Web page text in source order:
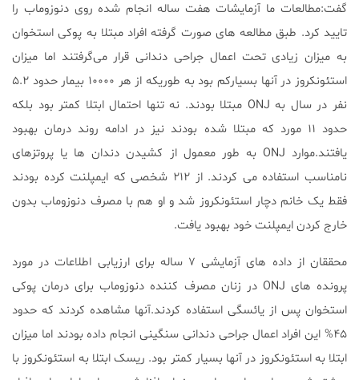
گفت:مطالعات ما آزمایشات هفت ساله انجام شده روی دنوزوماب را
تایید کرد. طبق مطالعه های صورت گرفته افراد مبتلا به پوکی استخوان
به میزان زیادی تحت اعمال جراحی دندانی قرار می‌گرفتند اما میزان
استئونکروز در آنها بسیارکم بود به طوریکه از هر ۱۰۰۰۰ بیمار حدود ۵.۲
نفر در سال به ONJ مبتلا بودند. نه تنها احتمال ابتلا کمتر بود بلکه
حدود ۱۱ مورد که مبتلا شده بودند نیز در ادامه روند درمان بهبود
یافتند.موارد ONJ به طور معمول از کشیدن دندان ها یا پروتزهای
نامناسب استفاده می کردند. از ۲۱۲ شخصی که ایمپلنت کرده بودند
فقط یک خانم دچار استئونکروز شد و او هم با مصرف دنوزوماب بدون
خارج کردن ایمپلنت خود بهبود یافت.
محققان از داده های آزمایشی ۷ ساله برای ارزیابی اطلاعات در مورد
پرونده های ONJ در زنان مصرف کننده دنوزوماب برای درمان پوکی
استخوان پس از یائسگی استفاده کردند.آنها مشاهده کردند که حدود
۴۵% این افراد اعمال جراحی دندانی سنگینی انجام داده بودند اما میزان
ابتلا به استئونکروز در آنها بسیار کمتر بود. ریسک ابتلا به استئونکروز با